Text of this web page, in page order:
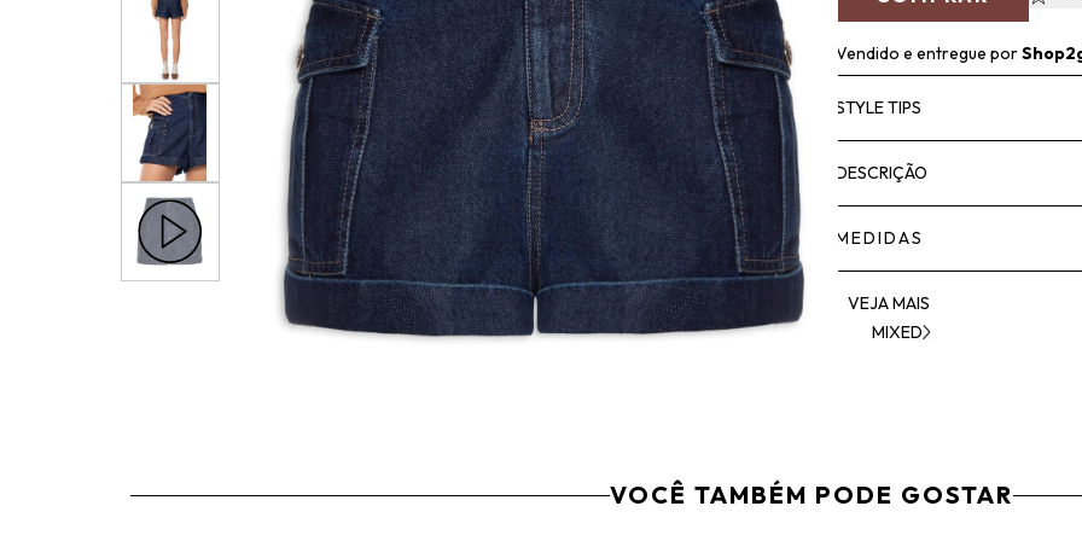
Vendido e entregue por
STYLE TIPS
DESCRIÇÃO
MEDIDAS
VEJA MAIS
MIXED
VOCÊ TAMBÉM PODE GOSTAR